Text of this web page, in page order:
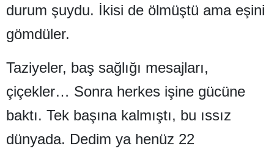
Tekirdağ
Trabzon
Tunceli
Şanlıurfa
Uşak
durum şuydu. İkisi de ölmüştü ama eşini
gömdüler.
Taziyeler, baş sağlığı mesajları,
çiçekler… Sonra herkes işine gücüne
baktı. Tek başına kalmıştı, bu ıssız
dünyada. Dedim ya henüz 22